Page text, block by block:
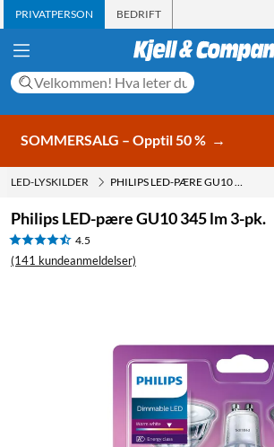
PRIVATPERSON BEDRIFT
SOMMERSALG – Opptil 50 % →
LED-LYSKILDER PHILIPS LED-PÆRE GU10 345 LM 3-PK.
Philips LED-pære GU10 345 lm 3-pk.
4.5
(141 kundeanmeldelser)